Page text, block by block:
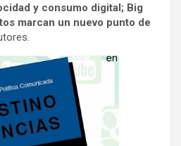
y consumo digital; Big
marcan un nuevo punto de